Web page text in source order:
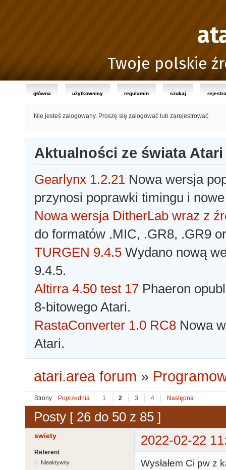
Twoje polskie
główna użytkownicy regulamin szukaj
Nie jesteś zalogowany. Proszę się zalogować lub zarejestrować.
Aktualności ze świata Atari
Gearlynx 1.2.21 Nowa wersja
przynosi poprawki timingu i
Nowa wersja DitherLab wraz z
do formatów .MIC, .GR8, .GR9
TURGEN 9.4.5 Wydano nową
9.4.5.
Altirra 4.50 test 17 Phaeron
8-bitowego Atari.
RastaConverter 1.0 RC8 Nowa
Atari.
atari.area forum »
Strony Poprzednia 1 2 3 4 Następna
Posty [ 26 do 50 z 85 ]
swiety 2022-02-22
Referent
Nieaktywny Wysłałem Ci pw z